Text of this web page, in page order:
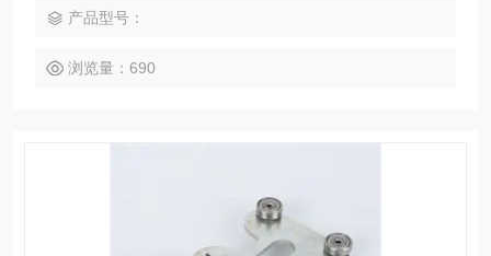
产品型号：
浏览量：690